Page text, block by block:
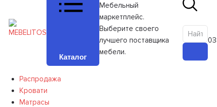
Каталог
Мебельный
маркетплейс.
Выберите своего
лучшего поставщика
мебели.
0
Распродажа
Кровати
Матрасы